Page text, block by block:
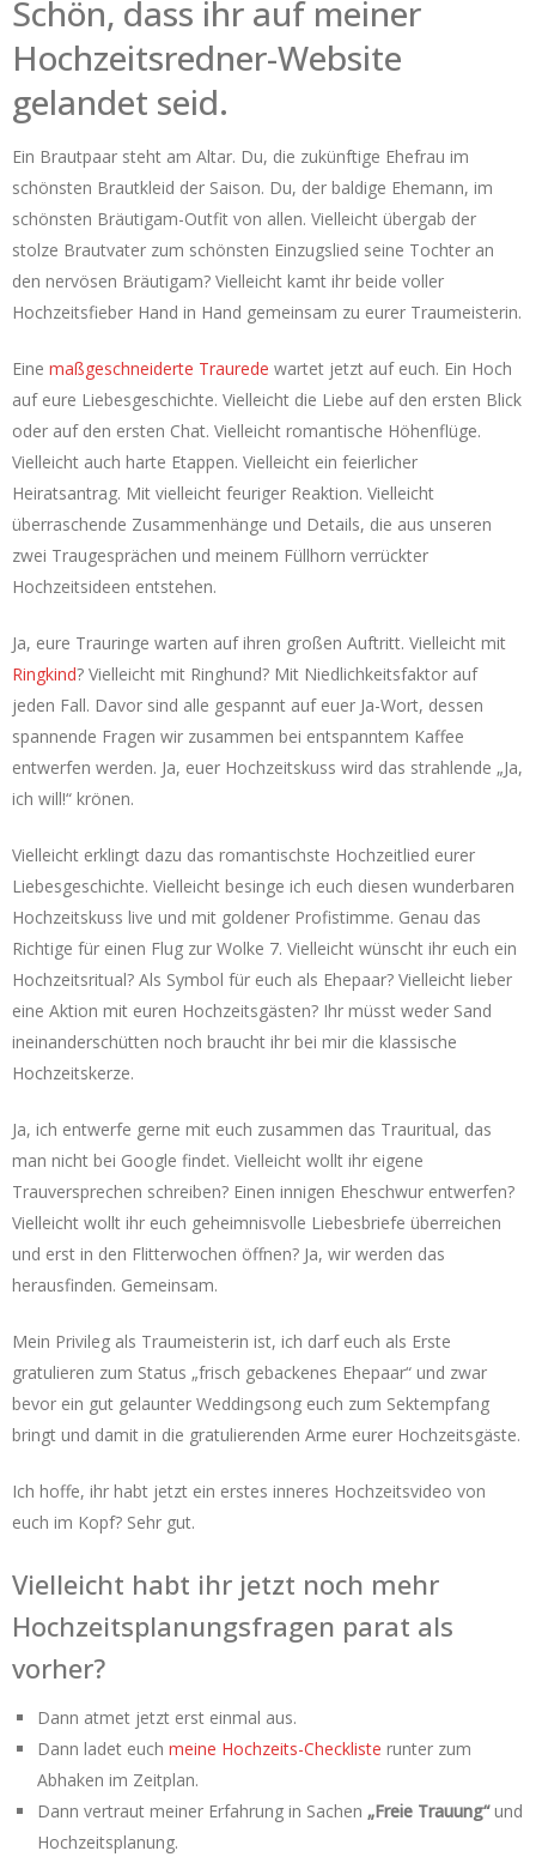
Schön, dass ihr auf meiner
Hochzeitsredner-Website
gelandet seid.
Ein Brautpaar steht am Altar. Du, die zukünftige Ehefrau im
schönsten Brautkleid der Saison. Du, der baldige Ehemann, im
schönsten Bräutigam-Outfit von allen. Vielleicht übergab der
stolze Brautvater zum schönsten Einzugslied seine Tochter an
den nervösen Bräutigam? Vielleicht kamt ihr beide voller
Hochzeitsfieber Hand in Hand gemeinsam zu eurer Traumeisterin.
Eine maßgeschneiderte Traurede wartet jetzt auf euch. Ein Hoch
auf eure Liebesgeschichte. Vielleicht die Liebe auf den ersten Blick
oder auf den ersten Chat. Vielleicht romantische Höhenflüge.
Vielleicht auch harte Etappen. Vielleicht ein feierlicher
Heiratsantrag. Mit vielleicht feuriger Reaktion. Vielleicht
überraschende Zusammenhänge und Details, die aus unseren
zwei Traugesprächen und meinem Füllhorn verrückter
Hochzeitsideen entstehen.
Ja, eure Trauringe warten auf ihren großen Auftritt. Vielleicht mit
Ringkind? Vielleicht mit Ringhund? Mit Niedlichkeitsfaktor auf
jeden Fall. Davor sind alle gespannt auf euer Ja-Wort, dessen
spannende Fragen wir zusammen bei entspanntem Kaffee
entwerfen werden. Ja, euer Hochzeitskuss wird das strahlende „Ja,
ich will!“ krönen.
Vielleicht erklingt dazu das romantischste Hochzeitlied eurer
Liebesgeschichte. Vielleicht besinge ich euch diesen wunderbaren
Hochzeitskuss live und mit goldener Profistimme. Genau das
Richtige für einen Flug zur Wolke 7. Vielleicht wünscht ihr euch ein
Hochzeitsritual? Als Symbol für euch als Ehepaar? Vielleicht lieber
eine Aktion mit euren Hochzeitsgästen? Ihr müsst weder Sand
ineinanderschütten noch braucht ihr bei mir die klassische
Hochzeitskerze.
Ja, ich entwerfe gerne mit euch zusammen das Trauritual, das
man nicht bei Google findet. Vielleicht wollt ihr eigene
Trauversprechen schreiben? Einen innigen Eheschwur entwerfen?
Vielleicht wollt ihr euch geheimnisvolle Liebesbriefe überreichen
und erst in den Flitterwochen öffnen? Ja, wir werden das
herausfinden. Gemeinsam.
Mein Privileg als Traumeisterin ist, ich darf euch als Erste
gratulieren zum Status „frisch gebackenes Ehepaar“ und zwar
bevor ein gut gelaunter Weddingsong euch zum Sektempfang
bringt und damit in die gratulierenden Arme eurer Hochzeitsgäste.
Ich hoffe, ihr habt jetzt ein erstes inneres Hochzeitsvideo von
euch im Kopf? Sehr gut.
Vielleicht habt ihr jetzt noch mehr
Hochzeitsplanungsfragen parat als
vorher?
Dann atmet jetzt erst einmal aus.
Dann ladet euch meine Hochzeits-Checkliste runter zum
Abhaken im Zeitplan.
Dann vertraut meiner Erfahrung in Sachen „Freie Trauung“und
Hochzeitsplanung.